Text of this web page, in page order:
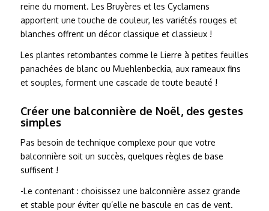
reine du moment. Les Bruyères et les Cyclamens
apportent une touche de couleur, les variétés rouges et
blanches offrent un décor classique et classieux !
Les plantes retombantes comme le Lierre à petites feuilles
panachées de blanc ou Muehlenbeckia, aux rameaux fins
et souples, forment une cascade de toute beauté !
Créer une balconnière de Noël, des gestes
simples
Pas besoin de technique complexe pour que votre
balconnière soit un succès, quelques règles de base
suffisent !
-Le contenant : choisissez une balconnière assez grande
et stable pour éviter qu’elle ne bascule en cas de vent.